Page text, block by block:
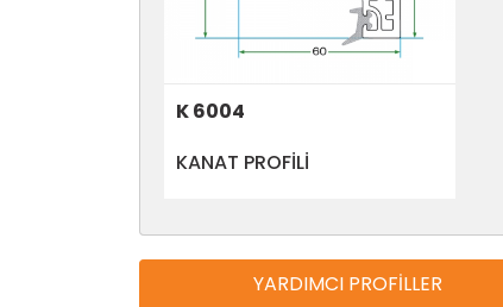
K 6004
KANAT PROFİLİ
YARDIMCI PROFİLLER